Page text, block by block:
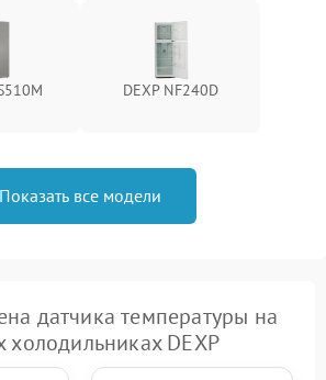
DEXP NF240D
Показать все модели
датчика температуры на
холодильниках DEXP